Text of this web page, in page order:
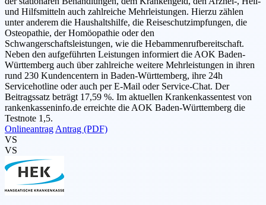
und Hilfsmitteln auch zahlreiche Mehrleistungen. Hierzu zählen
unter anderem die Haushaltshilfe, die Reiseschutzimpfungen, die
Osteopathie, der Homöopathie oder den
Schwangerschaftsleistungen, wie die Hebammenrufbereitschaft.
Neben den aufgeführten Leistungen informiert die AOK Baden-
Württemberg auch über zahlreiche weitere Mehrleistungen in ihren
rund 230 Kundencentern in Baden-Württemberg, ihre 24h
Servicehotline oder auch per E-Mail oder Service-Chat. Der
Beitragssatz beträgt 17,59 %. Im aktuellen Krankenkassentest von
rankenkasseninfo.de erreichte die AOK Baden-Württemberg die
Testnote 1,5.
Onlineantrag Antrag (PDF)
VS
VS